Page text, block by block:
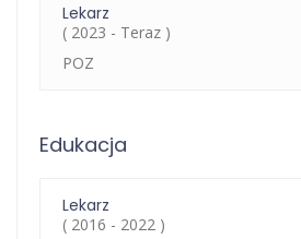
Lekarz
( 2023 - Teraz )
POZ
Edukacja
Lekarz
( 2016 - 2022 )